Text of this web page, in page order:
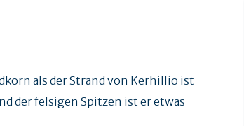
als der Strand von Kerhillio ist
der felsigen Spitzen ist er etwas